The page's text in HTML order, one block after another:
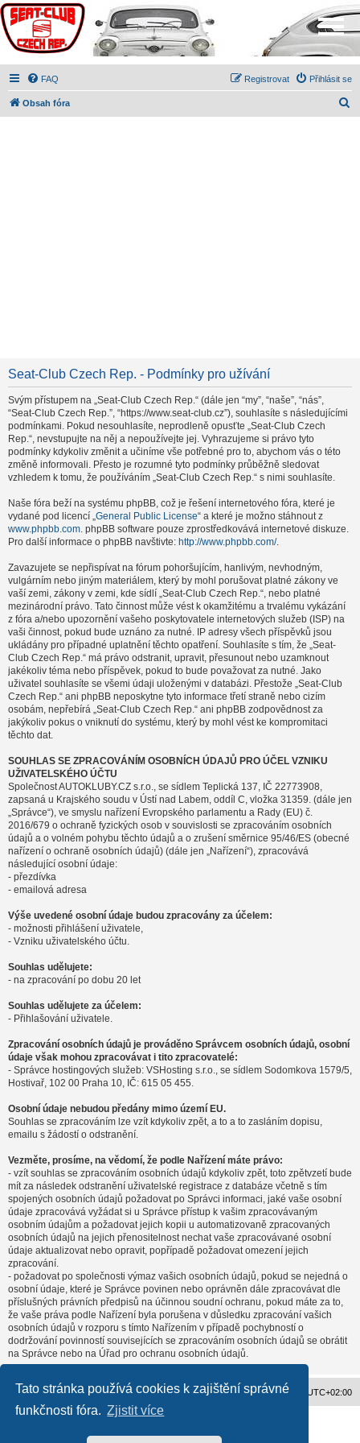
Tato stránka používá cookies k zajištění správné
funkčnosti fóra. Zjistit více
FAQ Přihlásit se
Registrovat
Obsah fóra
Seat-Club Czech Rep. - Podmínky pro užívání
Svým přístupem na „Seat-Club Czech Rep.“ (dále jen “my”, “naše”, “nás”,
“Seat-Club Czech Rep.”, “https://www.seat-club.cz”), souhlasíte s následujícími
podmínkami. Pokud nesouhlasíte, neprodleně opusťte „Seat-Club Czech
Rep.“, nevstupujte na něj a nepoužívejte jej. Vyhrazujeme si právo tyto
podmínky kdykoliv změnit a učiníme vše potřebné pro to, abychom vás o této
změně informovali. Přesto je rozumné tyto podmínky průběžně sledovat
vzhledem k tomu, že používáním „Seat-Club Czech Rep.“ s nimi souhlasíte.
Naše fóra beží na systému phpBB, což je řešení internetového fóra, které je
vydané pod licencí „General Public License“ a které je možno stáhnout z
www.phpbb.com. phpBB software pouze zprostředkovává internetové diskuze.
Pro další informace o phpBB navštivte: http://www.phpbb.com/.
Zavazujete se nepřispívat na fórum pohoršujícím, hanlivým, nevhodným,
vulgárním nebo jiným materiálem, který by mohl porušovat platné zákony ve
vaší zemi, zákony v zemi, kde sídlí „Seat-Club Czech Rep.“, nebo platné
mezinárodní právo. Tato činnost může vést k okamžitému a trvalému vykázání
z fóra a/nebo upozornění vašeho poskytovatele internetových služeb (ISP) na
vaši činnost, pokud bude uznáno za nutné. IP adresy všech příspěvků jsou
ukládány pro případné uplatnění těchto opatření. Souhlasíte s tím, že „Seat-
Club Czech Rep.“ má právo odstranit, upravit, přesunout nebo uzamknout
jakékoliv téma nebo příspěvek, pokud to bude považovat za nutné. Jako
uživatel souhlasíte se všemi údaji uloženými v databázi. Přestože „Seat-Club
Czech Rep.“ ani phpBB neposkytne tyto informace třetí straně nebo cizím
osobám, nepřebírá „Seat-Club Czech Rep.“ ani phpBB zodpovědnost za
jakýkoliv pokus o vniknutí do systému, který by mohl vést ke kompromitaci
těchto dat.
SOUHLAS SE ZPRACOVÁNÍM OSOBNÍCH ÚDAJŮ PRO ÚČEL VZNIKU
UŽIVATELSKÉHO ÚČTU
Společnost AUTOKLUBY.CZ s.r.o., se sídlem Teplická 137, IČ 22773908,
zapsaná u Krajského soudu v Ústí nad Labem, oddíl C, vložka 31359. (dále jen
„Správce“), ve smyslu nařízení Evropského parlamentu a Rady (EU) č.
2016/679 o ochraně fyzických osob v souvislosti se zpracováním osobních
údajů a o volném pohybu těchto údajů a o zrušení směrnice 95/46/ES (obecné
nařízení o ochraně osobních údajů) (dále jen „Nařízení“), zpracovává
následující osobní údaje:
- přezdívka
- emailová adresa
Výše uvedené osobní údaje budou zpracovány za účelem:
- možnosti přihlášení uživatele,
- Vzniku uživatelského účtu.
Souhlas udělujete:
- na zpracování po dobu 20 let
Souhlas udělujete za účelem:
- Přihlašování uživatele.
Zpracování osobních údajů je prováděno Správcem osobních údajů, osobní
údaje však mohou zpracovávat i tito zpracovatelé:
- Správce hostingových služeb: VSHosting s.r.o., se sídlem Sodomkova 1579/5,
Hostivař, 102 00 Praha 10, IČ: 615 05 455.
Osobní údaje nebudou předány mimo území EU.
Souhlas se zpracováním lze vzít kdykoliv zpět, a to a to zasláním dopisu,
emailu s žádostí o odstranění.
Vezměte, prosíme, na vědomí, že podle Nařízení máte právo:
- vzít souhlas se zpracováním osobních údajů kdykoliv zpět, toto zpětvzetí bude
mít za následek odstranění uživatelské registrace z databáze včetně s tím
spojených osobních údajů požadovat po Správci informaci, jaké vaše osobní
údaje zpracovává vyžádat si u Správce přístup k vašim zpracovávaným
osobním údajům a požadovat jejich kopii u automatizovaně zpracovaných
osobních údajů na jejich přenositelnost nechat vaše zpracovávané osobní
údaje aktualizovat nebo opravit, popřípadě požadovat omezení jejich
zpracování.
- požadovat po společnosti výmaz vašich osobních údajů, pokud se nejedná o
osobní údaje, které je Správce povinen nebo oprávněn dále zpracovávat dle
příslušných právních předpisů na účinnou soudní ochranu, pokud máte za to,
že vaše práva podle Nařízení byla porušena v důsledku zpracování vašich
osobních údajů v rozporu s tímto Nařízením v případě pochybností o
dodržování povinností souvisejících se zpracováním osobních údajů se obrátit
na Správce nebo na Úřad pro ochranu osobních údajů.
Obsah fóra Všechny časy jsou v UTC+02:00
Český překlad –phpBB.cz